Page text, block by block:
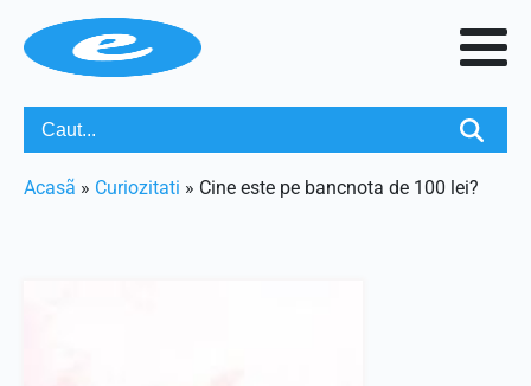
Acasã » Curiozitati » Cine este pe bancnota de 100 lei?